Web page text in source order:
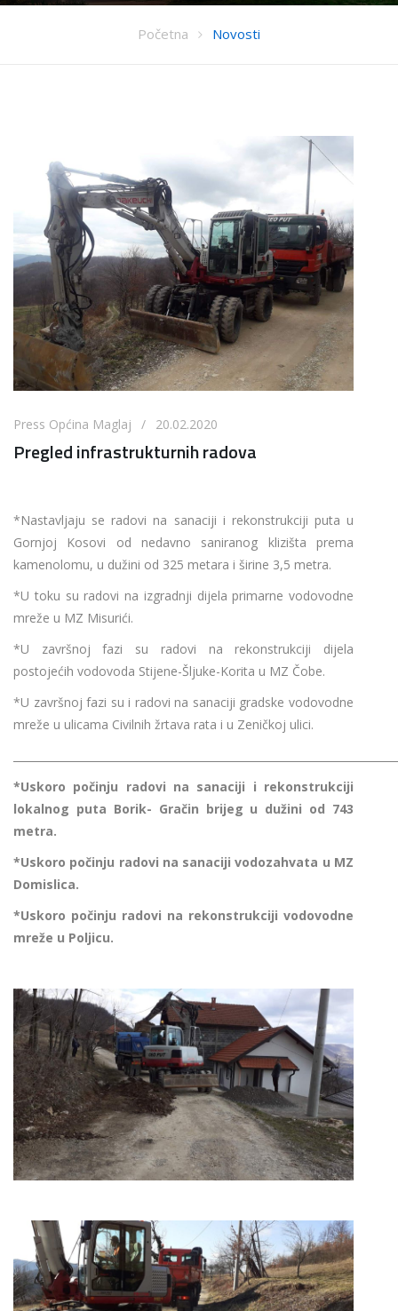
Početna Novosti
Press Općina Maglaj / 20.02.2020
Pregled infrastrukturnih radova
*Nastavljaju se radovi na sanaciji i rekonstrukciji puta u
Gornjoj Kosovi od nedavno saniranog klizišta prema
kamenolomu, u dužini od 325 metara i širine 3,5 metra.
*U toku su radovi na izgradnji dijela primarne vodovodne
mreže u MZ Misurići.
*U završnoj fazi su radovi na rekonstrukciji dijela
postojećih vodovoda Stijene-Šljuke-Korita u MZ Čobe.
*U završnoj fazi su i radovi na sanaciji gradske vodovodne
mreže u ulicama Civilnih žrtava rata i u Zeničkoj ulici.
*Uskoro počinju radovi na sanaciji i rekonstrukciji
lokalnog puta Borik- Gračin brijeg u dužini od 743
metra.
*Uskoro počinju radovi na sanaciji vodozahvata u MZ
Domislica.
*Uskoro počinju radovi na rekonstrukciji vodovodne
mreže u Poljicu.